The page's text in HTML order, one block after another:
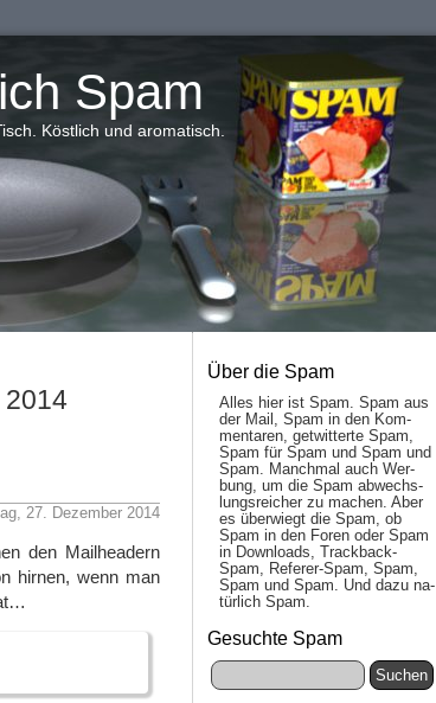
Spam
Köstlich und aromatisch.
2014
27. Dezember 2014
den Mailheadern
hirnen, wenn man
Über die Spam
Alles hier ist Spam. Spam aus
der Mail, Spam in den Kom­
men­taren, ge­twit­ter­te Spam,
Spam für Spam und Spam und
Spam. Manch­mal auch Wer­
bung, um die Spam ab­wechs­
lungs­reich­er zu mach­en. Aber
es über­wiegt die Spam, ob
Spam in den Fo­ren oder Spam
in Down­loads, Track­back-
Spam, Re­fe­rer-Spam, Spam,
Spam und Spam. Und da­zu na­
tür­lich Spam.
Gesuchte Spam